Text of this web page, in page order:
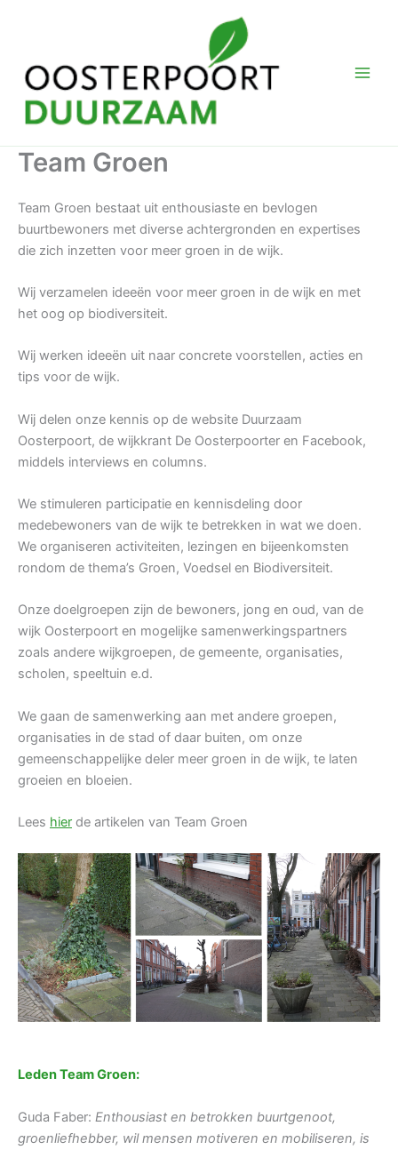
inhoud
Team Groen
Team Groen bestaat uit enthousiaste en bevlogen
buurtbewoners met diverse achtergronden en expertises
die zich inzetten voor meer groen in de wijk.
Wij verzamelen ideeën voor meer groen in de wijk en met
het oog op biodiversiteit.
Wij werken ideeën uit naar concrete voorstellen, acties en
tips voor de wijk.
Wij delen onze kennis op de website Duurzaam
Oosterpoort, de wijkkrant De Oosterpoorter en Facebook,
middels interviews en columns.
We stimuleren participatie en kennisdeling door
medebewoners van de wijk te betrekken in wat we doen.
We organiseren activiteiten, lezingen en bijeenkomsten
rondom de thema’s Groen, Voedsel en Biodiversiteit.
Onze doelgroepen zijn de bewoners, jong en oud, van de
wijk Oosterpoort en mogelijke samenwerkingspartners
zoals andere wijkgroepen, de gemeente, organisaties,
scholen, speeltuin e.d.
We gaan de samenwerking aan met andere groepen,
organisaties in de stad of daar buiten, om onze
gemeenschappelijke deler meer groen in de wijk, te laten
groeien en bloeien.
Lees hier de artikelen van Team Groen
LedenTeam Groen:
Guda Faber: Enthousiast en betrokken buurtgenoot,
groenliefhebber, wil mensen motiveren en mobiliseren, is